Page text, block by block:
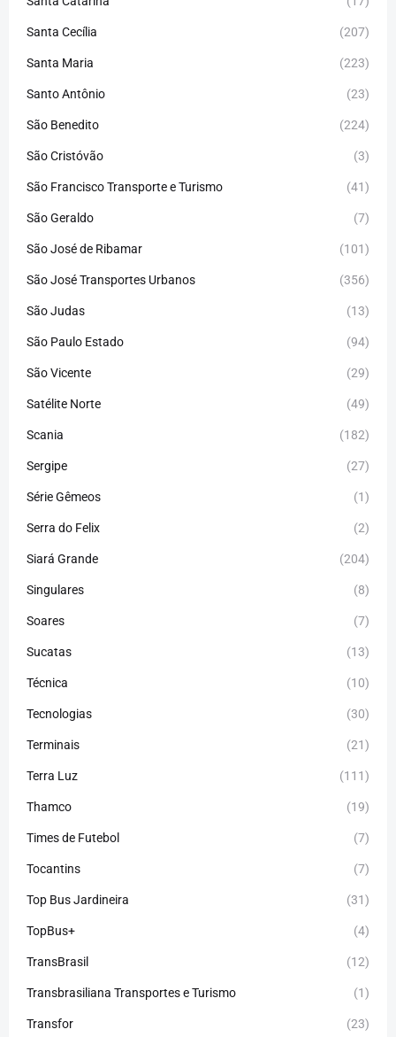
Santa Cecília (207)
Santa Maria (223)
Santo Antônio (23)
São Benedito (224)
São Cristóvão (3)
São Francisco Transporte e Turismo (41)
São Geraldo (7)
São José de Ribamar (101)
São José Transportes Urbanos (356)
São Judas (13)
São Paulo Estado (94)
São Vicente (29)
Satélite Norte (49)
Scania (182)
Sergipe (27)
Série Gêmeos (1)
Serra do Felix (2)
Siará Grande (204)
Singulares (8)
Soares (7)
Sucatas (13)
Técnica (10)
Tecnologias (30)
Terminais (21)
Terra Luz (111)
Thamco (19)
Times de Futebol (7)
Tocantins (7)
Top Bus Jardineira (31)
TopBus+ (4)
TransBrasil (12)
Transbrasiliana Transportes e Turismo (1)
Transfor (23)